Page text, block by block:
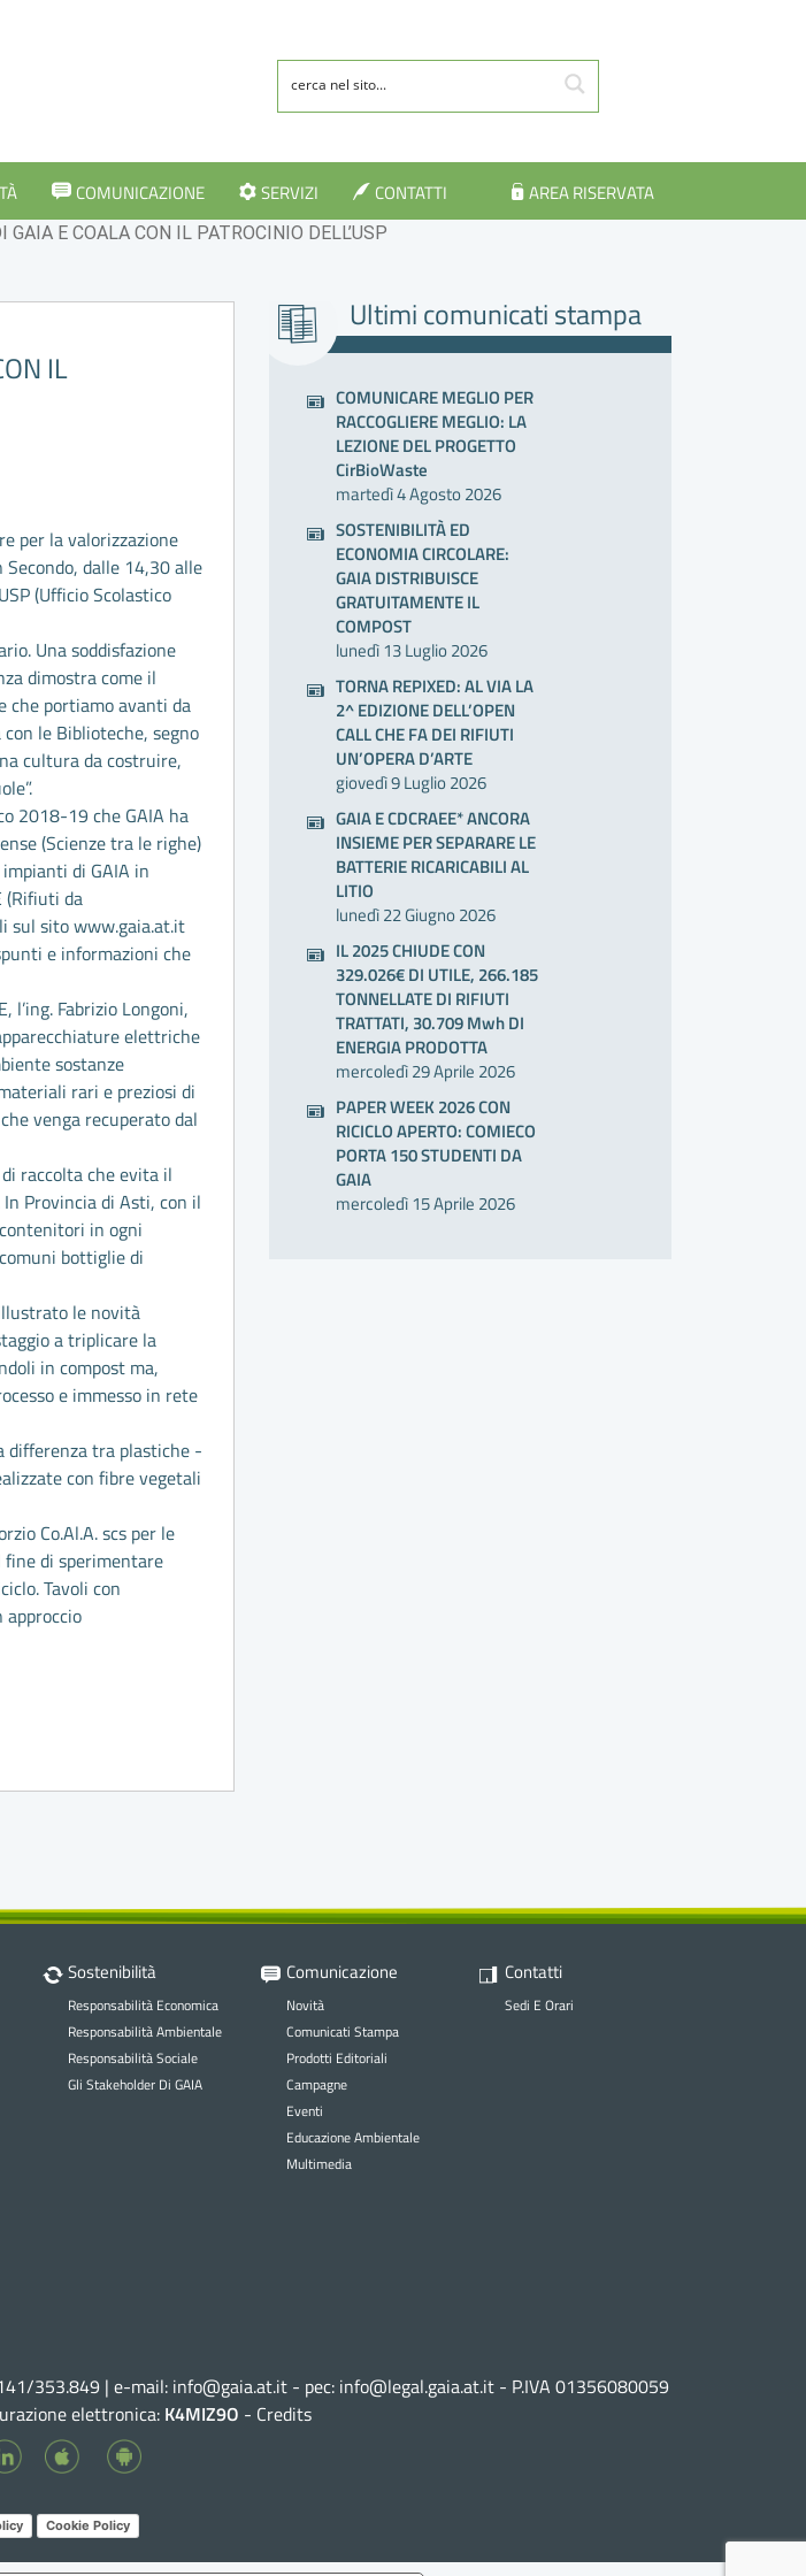
COMUNICAZIONE SERVIZI CONTATTI AREA RISERVATA
E COALA CON IL PATROCINIO DELL’USP
IL
per la valorizzazione
dalle 14,30 alle
(Ufficio Scolastico
Una soddisfazione
dimostra come il
che portiamo avanti da
le Biblioteche, segno
cultura da costruire,
2018-19 che GAIA ha
(Scienze tra le righe)
di GAIA in
(Rifiuti da
sul sito www.gaia.at.it
e informazioni che
l’ing. Fabrizio Longoni,
elettriche
sostanze
rari e preziosi di
venga recuperato dal
raccolta che evita il
Provincia di Asti, con il
in ogni
bottiglie di
le novità
a triplicare la
in compost ma,
e immesso in rete
differenza tra plastiche -
con fibre vegetali
Co.Al.A. scs per le
di sperimentare
Tavoli con
Ultimi comunicati stampa
COMUNICARE MEGLIO PER
RACCOGLIERE MEGLIO: LA
LEZIONE DEL PROGETTO
CirBioWaste
martedì 4 Agosto 2026
SOSTENIBILITÀ ED
ECONOMIA CIRCOLARE:
GAIA DISTRIBUISCE
GRATUITAMENTE IL
COMPOST
lunedì 13 Luglio 2026
TORNA REPIXED: AL VIA LA
2^ EDIZIONE DELL’OPEN
CALL CHE FA DEI RIFIUTI
UN’OPERA D’ARTE
giovedì 9 Luglio 2026
GAIA E CDCRAEE* ANCORA
INSIEME PER SEPARARE LE
BATTERIE RICARICABILI AL
LITIO
lunedì 22 Giugno 2026
IL 2025 CHIUDE CON
329.026€ DI UTILE, 266.185
TONNELLATE DI RIFIUTI
TRATTATI, 30.709 Mwh DI
ENERGIA PRODOTTA
mercoledì 29 Aprile 2026
PAPER WEEK 2026 CON
RICICLO APERTO: COMIECO
PORTA 150 STUDENTI DA
GAIA
mercoledì 15 Aprile 2026
Sostenibilità
Responsabilità Economica
Responsabilità Ambientale
Responsabilità Sociale
Gli Stakeholder Di GAIA
Comunicazione
Novità
Comunicati Stampa
Prodotti Editoriali
Campagne
Eventi
Educazione Ambientale
Multimedia
Contatti
Sedi E Orari
353.849 | e-mail: info@gaia.at.it - pec: info@legal.gaia.at.it- P.IVA 01356080059
elettronica: K4MIZ9O - Credits
Cookie Policy